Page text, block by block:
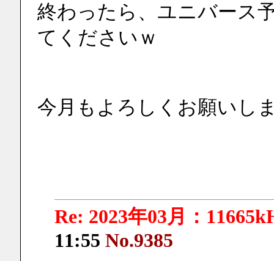
終わったら、ユニバース
てくださいｗ
今月もよろしくお願いし
Re: 2023年03月：
11:55 No.9385